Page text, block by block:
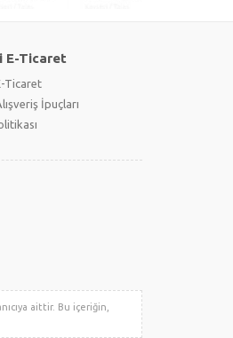
E-Ticaret
Ticaret
İpuçları
aittir. Bu içeriğin,